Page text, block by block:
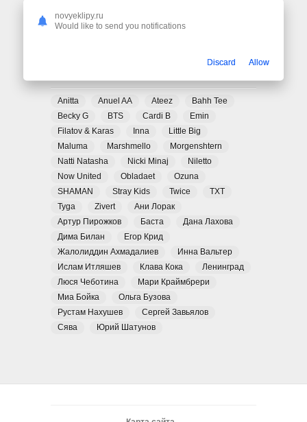
Anitta Anuel AA Ateez
Bahh Tee
Becky G
BTS Cardi B
Emin
Filatov & Karas
Inna
Little Big
Maluma
Marshmello
Morgenshtern
Natti Natasha
Nicki Minaj
Niletto
Now United
Obladaet
Ozuna
SHAMAN
Stray Kids Twice
TXT
Tyga
Zivert
Ани Лорак
Артур Пирожков
Баста
Дана Лахова
Дима Билан
Егор Крид
Жалолиддин Ахмадалиев
Инна Вальтер
Ислам Итляшев
Клава Кока
Ленинград
Люся Чеботина
Мари Краймбрери
Миа Бойка
Ольга Бузова
Рустам Нахушев
Сергей Завьялов
Сява
Юрий Шатунов
novyeklipy.ru
Would like to send you notifications
Discard Allow